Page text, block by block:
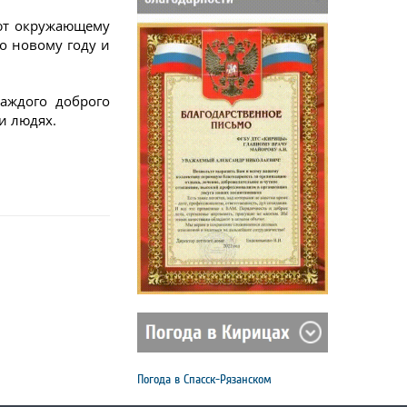
окружающему
новому году и
доброго
людях.
Погода в Спасск-Рязанском